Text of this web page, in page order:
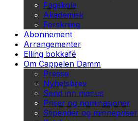
Fagskole
Akademisk
Forskning
Abonnement
Arrangementer
Elling bokkafé
Om Cappelen Damm
Presse
Nyhetsbrev
Send inn manus
Priser og nominasjoner
Stipender og minnepriser